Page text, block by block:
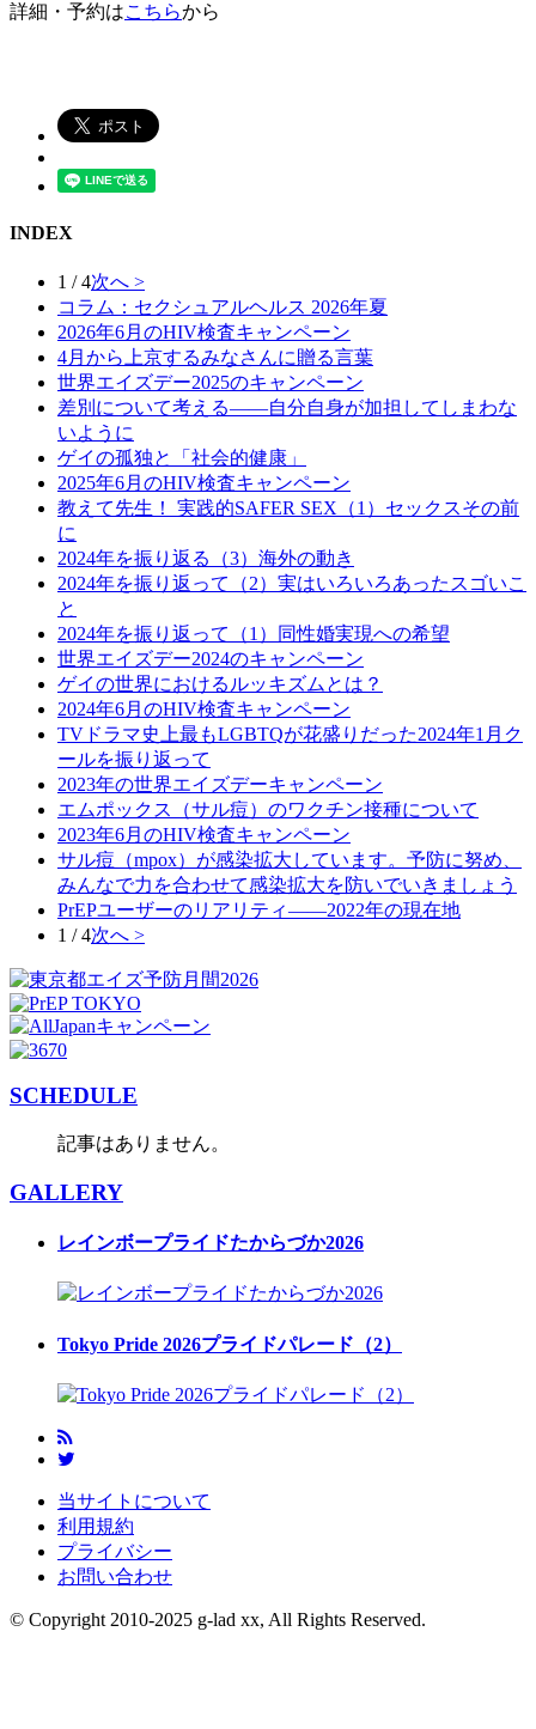
詳細・予約はこちらから
INDEX
1 / 4次へ >
コラム：セクシュアルヘルス 2026年夏
2026年6月のHIV検査キャンペーン
4月から上京するみなさんに贈る言葉
世界エイズデー2025のキャンペーン
差別について考える――自分自身が加担してしまわな
いように
ゲイの孤独と「社会的健康」
2025年6月のHIV検査キャンペーン
教えて先生！ 実践的SAFER SEX（1）セックスその前
に
2024年を振り返る（3）海外の動き
2024年を振り返って（2）実はいろいろあったスゴいこ
と
2024年を振り返って（1）同性婚実現への希望
世界エイズデー2024のキャンペーン
ゲイの世界におけるルッキズムとは？
2024年6月のHIV検査キャンペーン
TVドラマ史上最もLGBTQが花盛りだった2024年1月ク
ールを振り返って
2023年の世界エイズデーキャンペーン
エムポックス（サル痘）のワクチン接種について
2023年6月のHIV検査キャンペーン
サル痘（mpox）が感染拡大しています。予防に努め、
みんなで力を合わせて感染拡大を防いでいきましょう
PrEPユーザーのリアリティ――2022年の現在地
1 / 4次へ >
SCHEDULE
記事はありません。
GALLERY
レインボープライドたからづか2026
Tokyo Pride 2026プライドパレード（2）
当サイトについて
利用規約
プライバシー
お問い合わせ
© Copyright 2010-2025 g-lad xx, All Rights Reserved.